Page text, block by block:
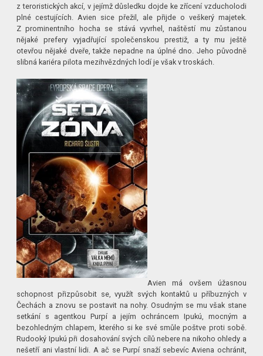
z teroristických akcí, v jejímž důsledku dojde ke zřícení vzducholodi
plné cestujících. Avien sice přežil, ale přijde o veškerý majetek.
Z prominentního hocha se stává vyvrhel, naštěstí mu zůstanou
nějaké prefery vyjadřující společenskou prestiž, a ty mu ještě
otevřou nějaké dveře, takže nepadne na úplné dno. Jeho původně
slibná kariéra pilota mezihvězdných lodí je však v troskách.
Avien má ovšem úžasnou
schopnost přizpůsobit se, využít svých kontaktů u příbuzných v
Čechách a znovu se postavit na nohy. Osudným se mu však stane
setkání s agentkou Purpí a jejím ochráncem Ipukú, mocným a
bezohledným chlapem, kterého si ke své smůle poštve proti sobě.
Rudooký Ipukú při dosahování svých cílů nebere na nikoho ohledy a
nešetří ani vlastní lidi. A ač se Purpí snaží sebevíc Aviena ochránit,